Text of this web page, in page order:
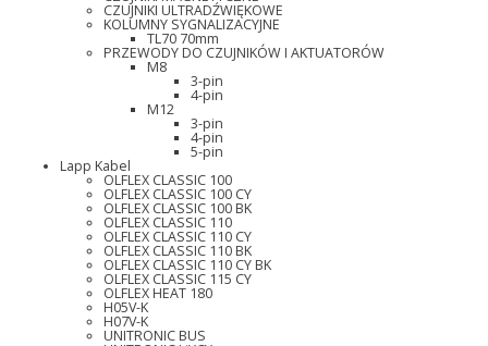
CZUJNIKI ULTRADŹWIĘKOWE
KOLUMNY SYGNALIZACYJNE
TL70 70mm
PRZEWODY DO CZUJNIKÓW I AKTUATORÓW
M8
3-pin
4-pin
M12
3-pin
4-pin
5-pin
Lapp Kabel
OLFLEX CLASSIC 100
OLFLEX CLASSIC 100 CY
OLFLEX CLASSIC 100 BK
OLFLEX CLASSIC 110
OLFLEX CLASSIC 110 CY
OLFLEX CLASSIC 110 BK
OLFLEX CLASSIC 110 CY BK
OLFLEX CLASSIC 115 CY
OLFLEX HEAT 180
H05V-K
H07V-K
UNITRONIC BUS